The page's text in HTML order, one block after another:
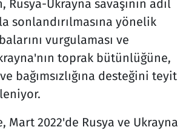
Rusya-Ukrayna savaşının adil
sonlandırılmasına yönelik
vurgulaması ve
toprak bütünlüğüne,
bağımsızlığına desteğini teyit
Mart 2022'de Rusya ve Ukrayna